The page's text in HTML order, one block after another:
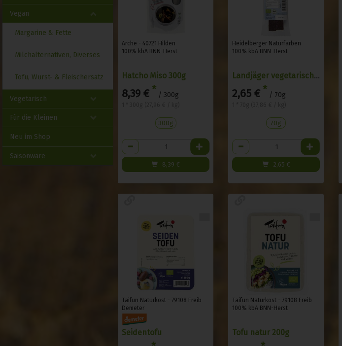
Vegan
Margarine & Fette
Milchalternativen, Diverses
Tofu, Wurst- & Fleischersatz
Vegetarisch
Für die Kleinen
Neu im Shop
Saisonware
Arche - 40721 Hilden
100% kbA BNN-Herst
Hatcho Miso 300g
8,39 € * / 300g
300g
Anzahl
8,39 €
Heidelberger Naturfarben
100% kbA BNN-Herst
Landjäger vegetarisch 1Paar
2,65 € * / 70g
70g
Anzahl
2,65 €
Taifun Naturkost - 79108 Freib
Demeter
Seidentofu
Taifun Naturkost - 79108 Freib
100% kbA BNN-Herst
Tofu natur 200g